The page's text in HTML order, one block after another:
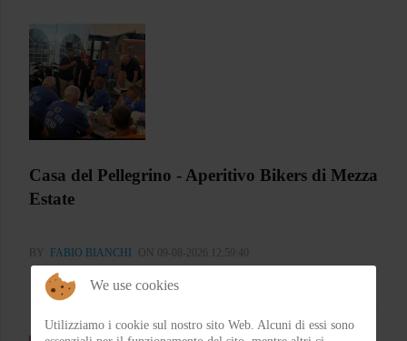
Casa del Pellegrino - Aperitivo Bikers di Mezza
Estate
BY FABIO BIANCHI ON 09-08-2026 12:59:40
We use cookies
Utilizziamo i cookie sul nostro sito Web. Alcuni di essi sono